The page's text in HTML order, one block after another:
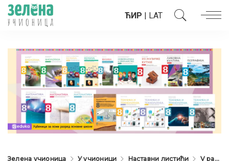
ЋИР | LAT
Зелена учионица У учионици Наставни листићи V разред